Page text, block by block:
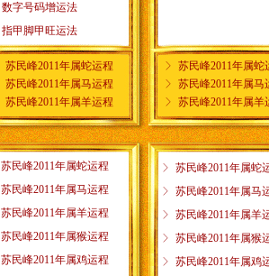
数字号码增运法
指甲脚甲旺运法
苏民峰2011年属蛇运程
苏民峰2011年属马运程
苏民峰2011年属羊运程
ꁕ 苏民峰2011年属蛇
ꁕ 苏民峰2011年属马
ꁕ 苏民峰2011年属羊
苏民峰2011年属蛇运程
苏民峰2011年属马运程
苏民峰2011年属羊运程
苏民峰2011年属猴运程
苏民峰2011年属鸡运程
ꁕ 苏民峰2011年属蛇
ꁕ 苏民峰2011年属马
ꁕ 苏民峰2011年属羊
ꁕ 苏民峰2011年属猴
ꁕ 苏民峰2011年属鸡